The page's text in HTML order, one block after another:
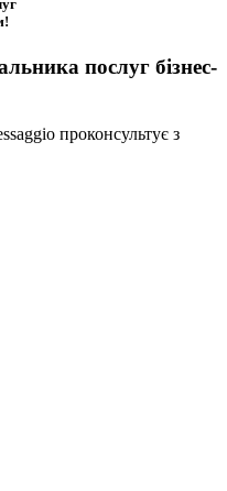
!
послуг бізнес-
проконсультує з